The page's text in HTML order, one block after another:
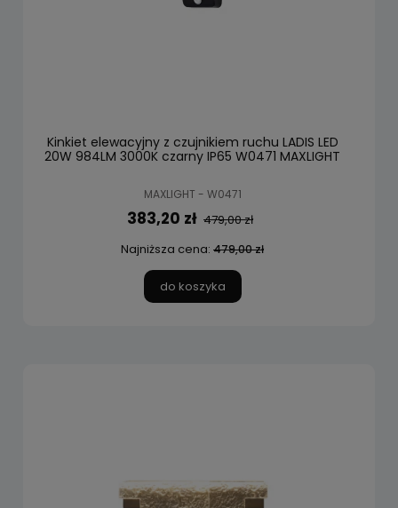
Kinkiet elewacyjny z czujnikiem ruchu LADIS LED
20W 984LM 3000K czarny IP65 W0471 MAXLIGHT
MAXLIGHT - W0471
383,20 zł 479,00 zł
Najniższa cena: 479,00 zł
do koszyka